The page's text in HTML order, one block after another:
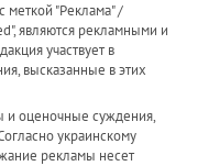
меткой "Реклама" /
являются рекламными и
участвует в
высказанные в этих
и оценочные суждения,
украинскому
рекламы несет